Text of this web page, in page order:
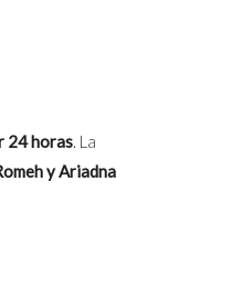
24 horas. La
y Ariadna